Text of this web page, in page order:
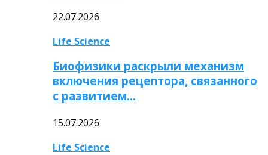
22.07.2026
Life Science
Биофизики раскрыли механизм
включения рецептора, связанного
с развитием…
15.07.2026
Life Science